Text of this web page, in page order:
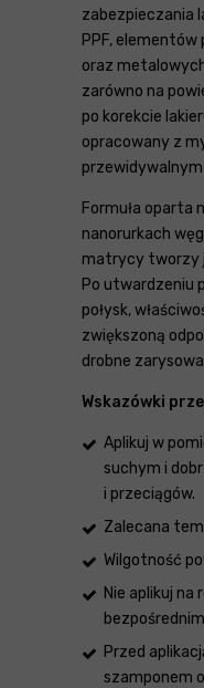
zabezpieczania
PPF,
oraz
zarówno na
po korekcie
opracowany z
Formuła oparta
nanorurkach
matrycy tworzy
Po utwardzeniu
połysk,
zwiększoną
drobne
Wskazówki
Aplikuj w
suchym i
i przeciągów.
Zalecana
Wilgotność
Nie aplikuj
Przed
szamponem